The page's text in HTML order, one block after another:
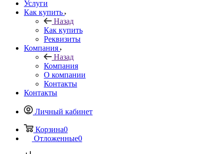
Услуги
Как купить
Назад
Как купить
Реквизиты
Компания
Назад
Компания
О компании
Контакты
Контакты
Личный кабинет
Корзина0
Отложенные0